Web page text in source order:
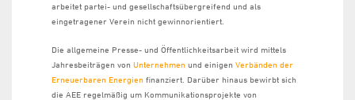
arbeitet partei- und gesellschaftsübergreifend und als
eingetragener Verein nicht gewinnorientiert.
Die allgemeine Presse- und Öffentlichkeitsarbeit wird mittels
Jahresbeiträgen von Unternehmen und einigen Verbänden der
Erneuerbaren Energien finanziert. Darüber hinaus bewirbt sich
die AEE regelmäßig um Kommunikationsprojekte von